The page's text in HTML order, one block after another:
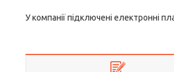
У компанії підключені електронні